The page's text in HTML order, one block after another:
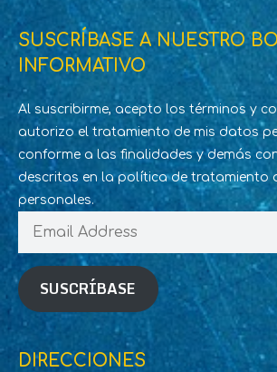
SUSCRÍBASE A NUESTRO
INFORMATIVO
Al suscribirme, acepto los términos y
autorizo el tratamiento de mis datos
conforme a las finalidades y demás
descritas en la política de tratamiento
personales.
SUSCRÍBASE
DIRECCIONES